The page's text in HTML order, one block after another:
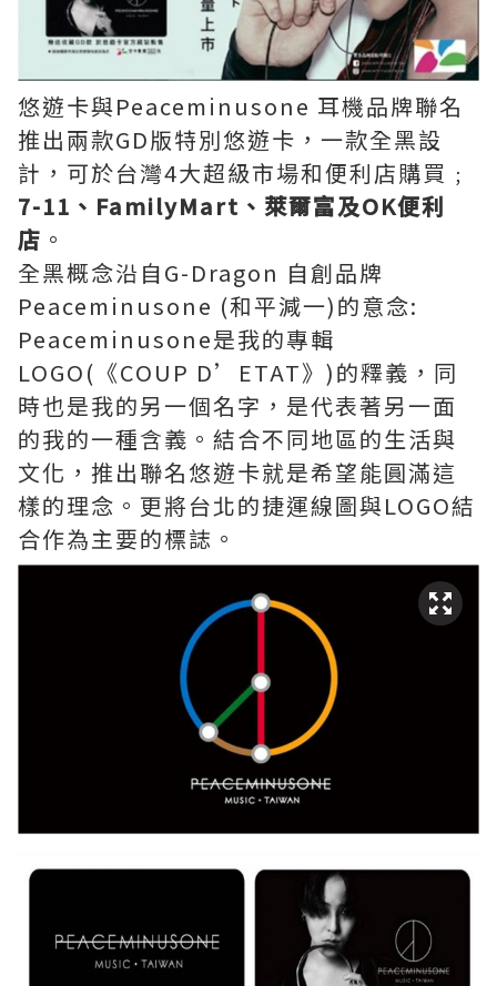
悠遊卡與Peaceminusone 耳機品牌聯名
推出兩款GD版特別悠遊卡，一款全黑設
計，可於台灣4大超級市場和便利店購買﹔
7-11、FamilyMart、萊爾富及OK便利
店 。
全黑概念沿自G-Dragon 自創品牌
Peaceminusone (和平減一)的意念:
Peaceminusone是我的專輯
LOGO(《COUP D’ETAT》)的釋義，同
時也是我的另一個名字，是代表著另一面
的我的一種含義。結合不同地區的生活與
文化，推出聯名悠遊卡就是希望能圓滿這
樣的理念。更將台北的捷運線圖與LOGO結
合作為主要的標誌。